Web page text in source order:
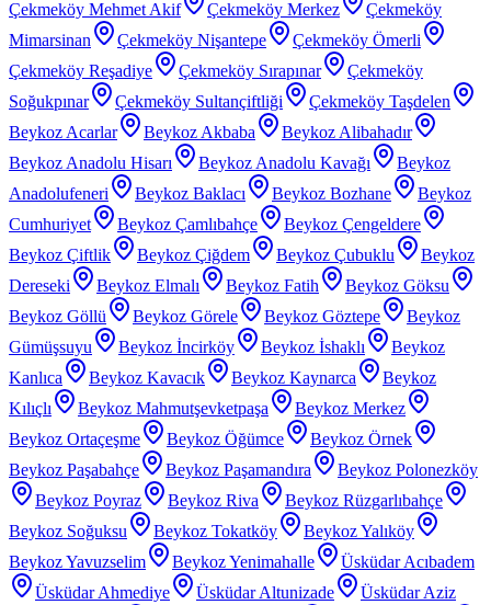
Çekmeköy Mehmet Akif
Çekmeköy Merkez
Çekmeköy
Mimarsinan
Çekmeköy Nişantepe
Çekmeköy Ömerli
Çekmeköy Reşadiye
Çekmeköy Sırapınar
Çekmeköy
Soğukpınar
Çekmeköy Sultançiftliği
Çekmeköy Taşdelen
Beykoz Acarlar
Beykoz Akbaba
Beykoz Alibahadır
Beykoz Anadolu Hisarı
Beykoz Anadolu Kavağı
Beykoz
Anadolufeneri
Beykoz Baklacı Beykoz Bozhane
Beykoz
Cumhuriyet
Beykoz Çamlıbahçe
Beykoz Çengeldere
Beykoz Çiftlik
Beykoz Çiğdem Beykoz Çubuklu
Beykoz
Dereseki
Beykoz Elmalı Beykoz Fatih
Beykoz Göksu
Beykoz Göllü
Beykoz Görele Beykoz Göztepe
Beykoz
Gümüşsuyu
Beykoz İncirköy Beykoz İshaklı
Beykoz
Kanlıca
Beykoz Kavacık Beykoz Kaynarca
Beykoz
Kılıçlı
Beykoz Mahmutşevketpaşa
Beykoz Merkez
Beykoz Ortaçeşme
Beykoz Öğümce
Beykoz Örnek
Beykoz Paşabahçe
Beykoz Paşamandıra
Beykoz Polonezköy
Beykoz Poyraz
Beykoz Riva
Beykoz Rüzgarlıbahçe
Beykoz Soğuksu
Beykoz Tokatköy
Beykoz Yalıköy
Beykoz Yavuzselim
Beykoz Yenimahalle
Üsküdar Acıbadem
Üsküdar Ahmediye
Üsküdar Altunizade Üsküdar Aziz